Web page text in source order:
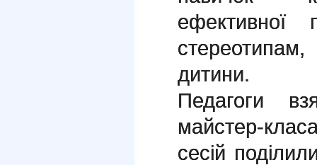
ефективної
дитини.
Педагоги
майстер-
сесій